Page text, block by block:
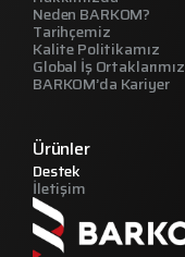
Neden BARKOM?
Tarihçemiz
Kalite Politikamız
Global İş Ortaklarımız
BARKOM’da Kariyer
Ürünler
Destek
İletişim